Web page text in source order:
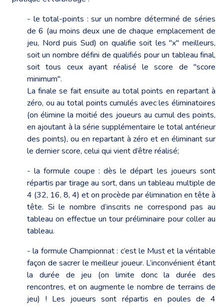
- le total-points : sur un nombre déterminé de séries
de 6 (au moins deux une de chaque emplacement de
jeu, Nord puis Sud) on qualifie soit les "x" meilleurs,
soit un nombre défini de qualifiés pour un tableau final,
soit tous ceux ayant réalisé le score de "score
minimum".
La finale se fait ensuite au total points en repartant à
zéro, ou au total points cumulés avec les éliminatoires
(on élimine la moitié des joueurs au cumul des points,
en ajoutant à la série supplémentaire le total antérieur
des points), ou en repartant à zéro et en éliminant sur
le dernier score, celui qui vient d’être réalisé;
- la formule coupe : dès le départ les joueurs sont
répartis par tirage au sort, dans un tableau multiple de
4 (32, 16, 8, 4) et on procède par élimination en tête à
tête. Si le nombre d’inscrits ne correspond pas au
tableau on effectue un tour préliminaire pour coller au
tableau.
- la formule Championnat : c’est le Must et la véritable
façon de sacrer le meilleur joueur. L’inconvénient étant
la durée de jeu (on limite donc la durée des
rencontres, et on augmente le nombre de terrains de
jeu) ! Les joueurs sont répartis en poules de 4